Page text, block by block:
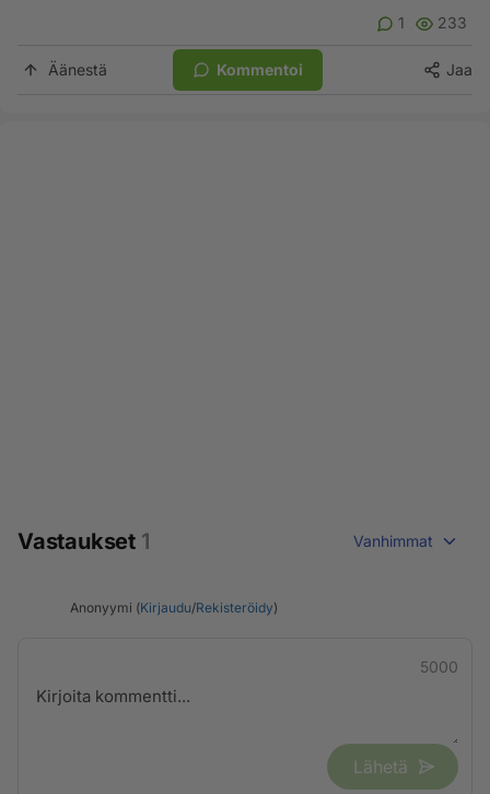
1 233
Äänestä Kommentoi Jaa
Vastaukset 1 Vanhimmat
Anonyymi (Kirjaudu/Rekisteröidy)
5000
Lähetä